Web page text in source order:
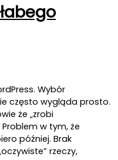
Wybór
często wygląda prosto.
że „zrobi
w tym, że
później. Brak
rzeczy,